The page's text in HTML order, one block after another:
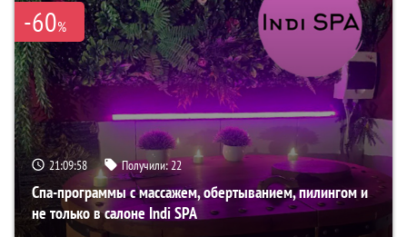
-60%
21:09:57 Получили:22
Спа-программы с массажем, обертыванием, пилингом и
не только в салоне Indi SPA